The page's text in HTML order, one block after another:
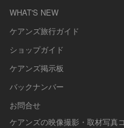
WHAT'S NEW
ケアンズ旅行ガイド
ショップガイド
ケアンズ掲示板
バックナンバー
お問合せ
ケアンズの映像撮影・取材写真